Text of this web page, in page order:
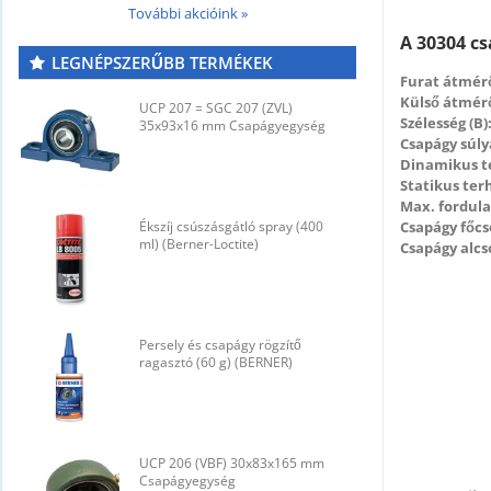
A 30304
Furat
Külső
Szélesség (B):
Csapágy
Dinamikus
Statikus
Max.
Csapágy
Csapágy
További akcióink »
LEGNÉPSZERŰBB TERMÉKEK
UCP 207 = SGC 207 (ZVL)
35x93x16 mm Csapágyegység
Ékszíj csúszásgátló spray (400
ml) (Berner-Loctite)
Persely és csapágy rögzítő
ragasztó (60 g) (BERNER)
UCP 206 (VBF) 30x83x165 mm
Csapágyegység